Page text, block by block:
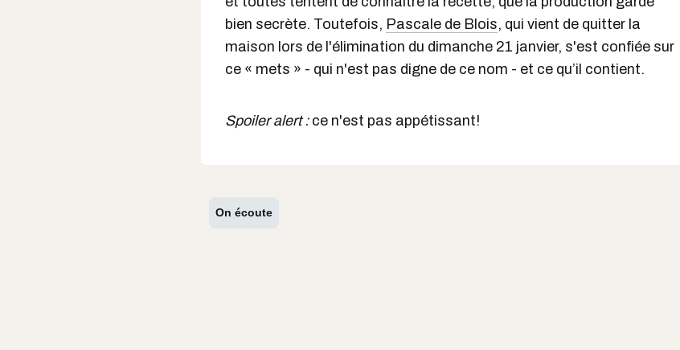
bien secrète. Toutefois, Pascale de Blois, qui vient de quitter la
maison lors de l'élimination du dimanche 21 janvier, s'est confiée sur
ce « mets » - qui n'est pas digne de ce nom - et ce qu’il contient.
Spoiler alert : ce n'est pas appétissant!
On écoute